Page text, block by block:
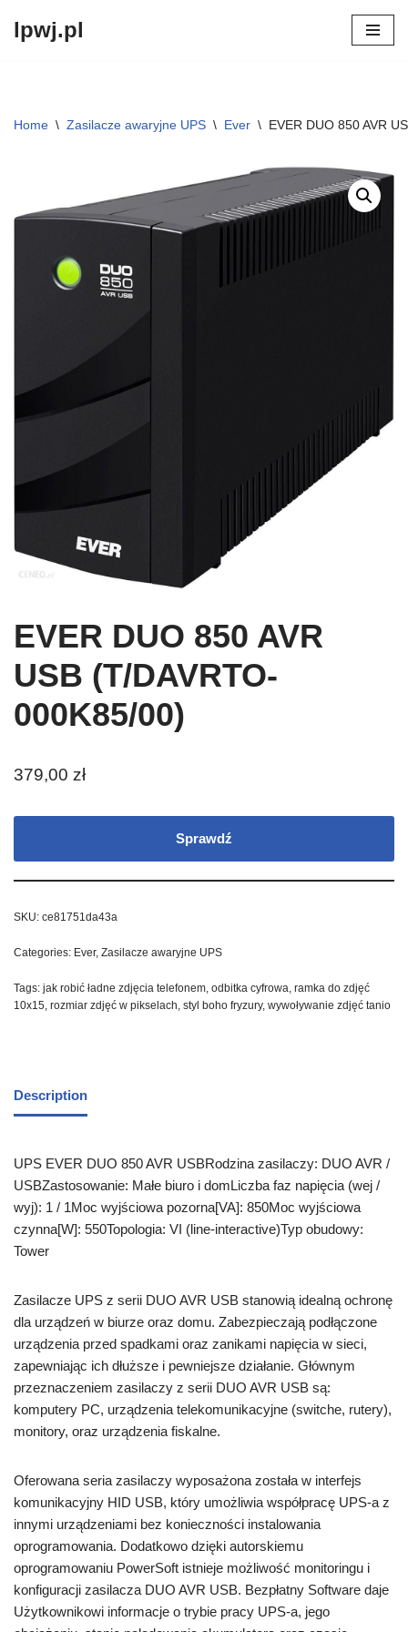
lpwj.pl
Home \ Zasilacze awaryjne UPS \ Ever \ EVER DUO 850 AVR
EVER DUO 850 AVR
USB (T/DAVRTO-
000K85/00)
379,00 zł
Sprawdź
SKU: ce81751da43a
Categories: Ever, Zasilacze awaryjne UPS
Tags: jak robić ładne zdjęcia telefonem odbitka cyfrowa ramka do zdjęć
10x15 rozmiar zdjęć w pikselach styl boho fryzury, wywoływanie zdjęć tanio
Description
UPS EVER DUO 850 AVR USBRodzina zasilaczy: DUO AVR /
USBZastosowanie: Małe biuro i domLiczba faz napięcia (wej /
wyj): 1 / 1Moc wyjściowa pozorna[VA]: 850Moc wyjściowa
czynna[W]: 550Topologia: VI (line-interactive)Typ obudowy:
Tower
Zasilacze UPS z serii DUO AVR USB stanowią idealną ochronę
dla urządzeń w biurze oraz domu. Zabezpieczają podłączone
urządzenia przed spadkami oraz zanikami napięcia w sieci,
zapewniając ich dłuższe i pewniejsze działanie. Głównym
przeznaczeniem zasilaczy z serii DUO AVR USB są:
komputery PC, urządzenia telekomunikacyjne (switche, rutery),
monitory, oraz urządzenia fiskalne.
Oferowana seria zasilaczy wyposażona została w interfejs
komunikacyjny HID USB, który umożliwia współpracę UPS-a z
innymi urządzeniami bez konieczności instalowania
oprogramowania. Dodatkowo dzięki autorskiemu
oprogramowaniu PowerSoft istnieje możliwość monitoringu i
konfiguracji zasilacza DUO AVR USB. Bezpłatny Software daje
Użytkownikowi informacje o trybie pracy UPS-a, jego